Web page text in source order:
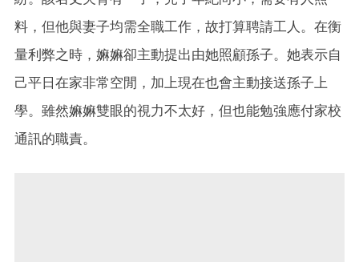
料，但他與妻子均需全職工作，故打算聘請工人。在衡
量利弊之時，嫲嫲卻主動提出由她照顧孫子。她表示自
己平日在家非常空閒，加上現在也會主動接送孫子上
學。雖然嫲嫲雙眼的視力不太好，但也能勉強應付家校
通訊的職責。